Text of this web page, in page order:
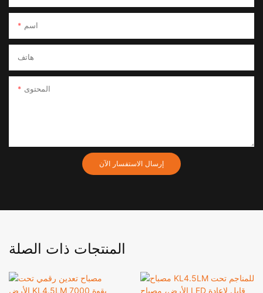
اسم
هاتف
المحتوى
إرسال الاستفسار الآن
المنتجات ذات الصلة